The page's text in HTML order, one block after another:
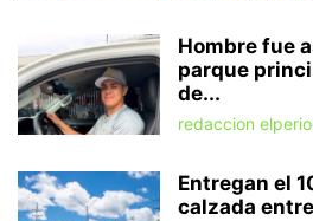
Hombre fue
parque
de...
redaccion
Entregan el
calzada